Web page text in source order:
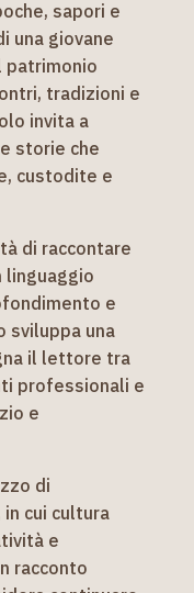
sapori e
una giovane
patrimonio
tradizioni e
invita a
storie che
custodite e
di raccontare
linguaggio
e
sviluppa una
il lettore tra
professionali e
e
di
cui cultura
e
racconto